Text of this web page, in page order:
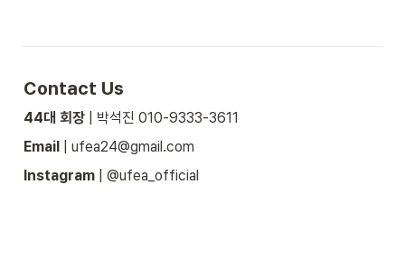
Contact Us
44대 회장 | 박석진 010-9333-3611
Email | ufea24@gmail.com
Instagram | @ufea_official